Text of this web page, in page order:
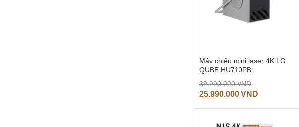
Máy chiếu mini laser 4K LG
QUBE HU710PB
39.990.000VNDGiá
gốc
39.990.000
25.990.000 VNDGiá
là: